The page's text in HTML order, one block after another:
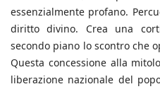
essenzialmente profano.
diritto divino. Crea una
secondo piano lo scontro che
Questa concessione alla
liberazione nazionale del